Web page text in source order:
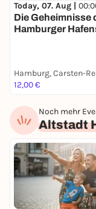
Today, 07. Aug |
Die Geheimnisse
Hamburger
12,00 €
Noch mehr
Altstadt